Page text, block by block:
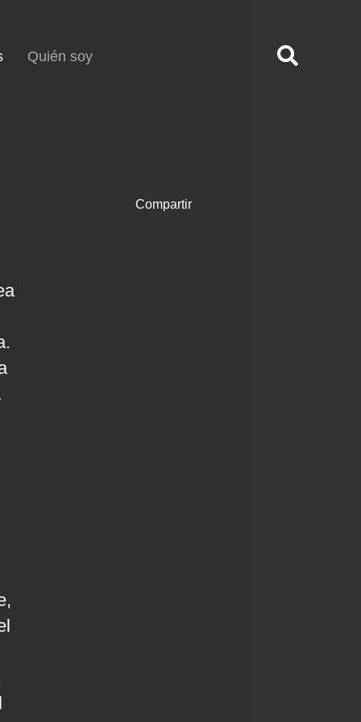
(current)Quién soy
Compartir